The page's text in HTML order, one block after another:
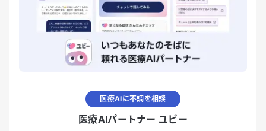
医療AIに不調を相談
医療AIパートナー ユビー